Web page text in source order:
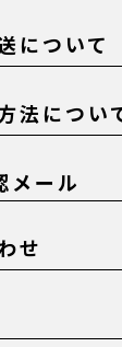
について
法につい
メール
せ